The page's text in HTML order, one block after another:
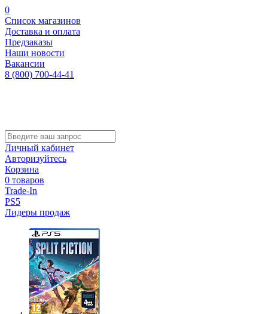
0
Список магазинов
Доставка и оплата
Предзаказы
Наши новости
Вакансии
8 (800) 700-44-41
Личный кабинет
Авторизуйтесь
Корзина
0 товаров
Trade-In
PS5
Лидеры продаж